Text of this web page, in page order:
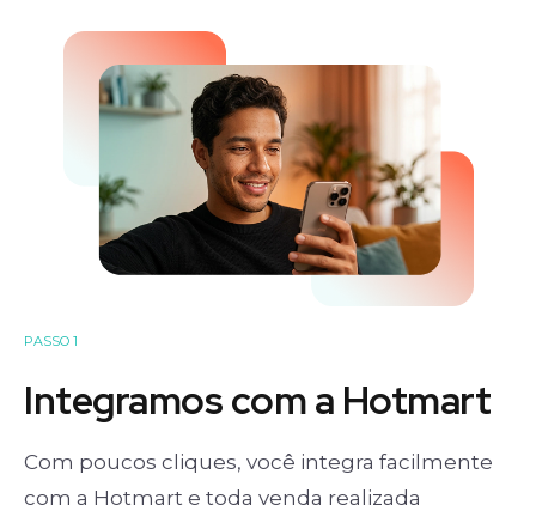
PASSO 1
Integramos com a Hotmart
Com poucos cliques, você integra facilmente
com a Hotmart e toda venda realizada